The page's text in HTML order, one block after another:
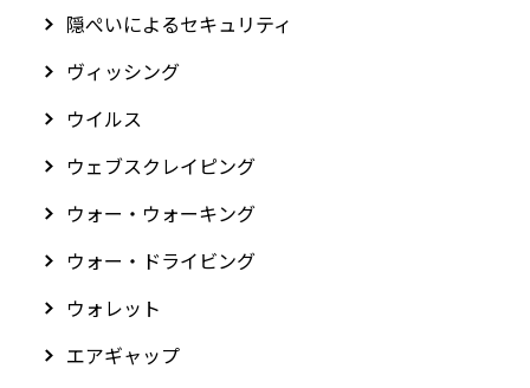
隠ぺいによるセキュリティ
ヴィッシング
ウイルス
ウェブスクレイピング
ウォー・ウォーキング
ウォー・ドライビング
ウォレット
エアギャップ